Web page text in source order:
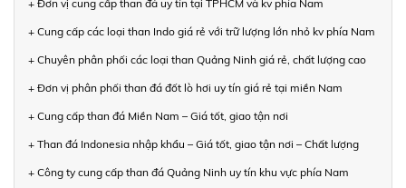
+ Đơn vị cung cấp than đá uy tín tại TPHCM và kv phía Nam
+ Cung cấp các loại than Indo giá rẻ với trữ lượng lớn nhỏ kv phía Nam
+ Chuyên phân phối các loại than Quảng Ninh giá rẻ, chất lượng cao
+ Đơn vị phân phối than đá đốt lò hơi uy tín giá rẻ tại miền Nam
+ Cung cấp than đá Miền Nam – Giá tốt, giao tận nơi
+ Than đá Indonesia nhập khẩu – Giá tốt, giao tận nơi – Chất lượng
+ Công ty cung cấp than đá Quảng Ninh uy tín khu vực phía Nam